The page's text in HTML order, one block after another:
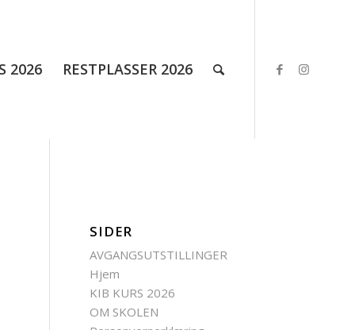
2026 RESTPLASSER 2026
SIDER
AVGANGSUTSTILLINGER
Hjem
KIB KURS 2026
OM SKOLEN